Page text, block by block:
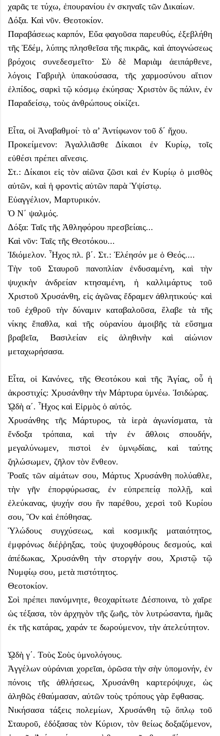
χαρᾶς τε τύχω, ἐπουρανίου ἐν σκηναῖς τῶν Δικαίων.
Δόξα. Καὶ νῦν. Θεοτοκίον.
Παραβάσεως καρπόν, Εὔα φαγοῦσα παρευθύς, ἐξεβλήθη
τῆς Ἐδέμ, λύπης πλησθεῖσα τῆς πικρᾶς, καὶ ἀπογνώσεως
βρόχοις συνεδεσμεῖτο· Σὺ δὲ Μαριὰμ ἀειπάρθενε,
λόγοις Γαβριὴλ ὑπακούσασα, τῆς χαρμοσύνου αἴτιον
ἐλπίδος, σαρκὶ τῷ κόσμῳ ἐκύησας· Χριστὸν ὃς πάλιν, ἐν
Παραδείσῳ, τοὺς ἀνθρώπους οἰκίζει.
Εἶτα, οἱ Ἀναβαθμοί· τὸ α’ Ἀντίφωνον τοῦ δ΄ ἤχου.
Προκείμενον: Ἀγαλλιᾶσθε Δίκαιοι ἐν Κυρίῳ, τοῖς
εὐθέσι πρέπει αἴνεσις.
Στ.: Δίκαιοι εἰς τὸν αἰῶνα ζῶσι καὶ ἐν Κυρίῳ ὁ μισθὸς
αὐτῶν, καὶ ἡ φροντὶς αὐτῶν παρὰ Ὑψίστῳ.
Εὐαγγέλιον, Μαρτυρικόν.
Ὁ Ν΄ ψαλμός.
Δόξα: Ταῖς τῆς Ἀθληφόρου πρεσβείαις...
Καὶ νῦν: Ταῖς τῆς Θεοτόκου...
Ἰδιόμελον. Ἦχος πλ. β΄. Στ.: Ἐλέησόν με ὁ Θεός....
Τὴν τοῦ Σταυροῦ πανοπλίαν ἐνδυσαμένη, καὶ τὴν
ψυχικὴν ἀνδρείαν κτησαμένη, ἡ καλλιμάρτυς τοῦ
Χριστοῦ Χρυσάνθη, εἰς ἀγῶνας ἔδραμεν ἀθλητικούς· καὶ
τοῦ ἐχθροῦ τὴν δύναμιν καταβαλοῦσα, ἔλαβε τὰ τῆς
νίκης ἔπαθλα, καὶ τῆς οὐρανίου ἀμοιβῆς τὰ εὔσημα
βραβεῖα, Βασιλείαν εἰς ἀληθινὴν καὶ αἰώνιον
μεταχωρήσασα.
Εἶτα, οἱ Κανόνες, τῆς Θεοτόκου καὶ τῆς Ἁγίας, οὗ ἡ
ἀκροστιχίς: Χρυσάνθην τὴν Μάρτυρα ὑμνέω. Ἰσιδώρας.
ᾨδὴ α΄. Ἦχος καὶ Εἱρμὸς ὁ αὐτός.
Χρυσάνθης τῆς Μάρτυρος, τὰ ἱερὰ ἀγωνίσματα, τὰ
ἔνδοξα τρόπαια, καὶ τὴν ἐν ἄθλοις σπουδήν,
μεγαλύνωμεν, πιστοὶ ἐν ὑμνῳδίαις, καὶ ταύτης
ζηλώσωμεν, ζῆλον τὸν ἔνθεον.
Ῥοαῖς τῶν αἱμάτων σου, Μάρτυς Χρυσάνθη πολύαθλε,
τὴν γῆν ἐπορφύρωσας, ἐν εὐπρεπείᾳ πολλῇ, καὶ
ἐλεύκανας, ψυχήν σου ἣν παρέθου, χερσὶ τοῦ Κυρίου
σου, Ὃν καὶ ἐπόθησας.
Ὑλώδους συγχύσεως, καὶ κοσμικῆς ματαιότητος,
ἐμφρόνως διέῤῥηξας, τοὺς ψυχοφθόρους δεσμούς, καὶ
ἀπέδωκας, Χρυσάνθη τὴν στοργήν σου, Χριστῷ τῷ
Νυμφίῳ σου, μετὰ πιστότητος.
Θεοτοκίον.
Σοὶ πρέπει πανύμνητε, θεοχαρίτωτε Δέσποινα, τὸ χαῖρε
ὡς τέξασα, τὸν ἀρχηγὸν τῆς ζωῆς, τὸν λυτρώσαντα, ἡμᾶς
ἐκ τῆς κατάρας, χαράν τε δωρούμενον, τὴν ἀτελεύτητον.
ᾨδὴ γ΄. Τοὺς Σοὺς ὑμνολόγους.
Ἀγγέλων οὐράνιαι χορεῖαι, ὁρῶσα τὴν σὴν ὑπομονήν, ἐν
πόνοις τῆς ἀθλήσεως, Χρυσάνθη καρτερόψυχε, ὡς
ἀληθῶς ἐθαύμασαν, αὐτῶν τοὺς τρόπους γὰρ ἔφθασας.
Νικήσασα τάξεις πολεμίων, Χρυσάνθη τῷ ὅπλῳ τοῦ
Σταυροῦ, ἐδόξασας τὸν Κύριον, τὸν θείως δοξαζόμενον,